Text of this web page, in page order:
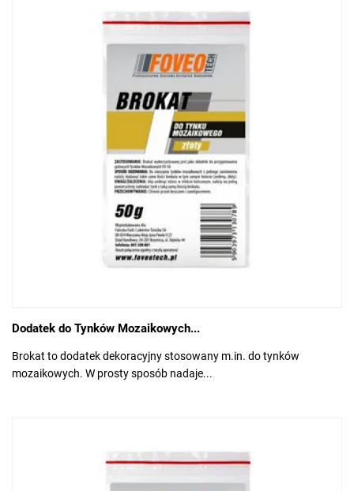
Dodatek do Tynków Mozaikowych...
Brokat to dodatek dekoracyjny stosowany m.in. do tynków
mozaikowych. W prosty sposób nadaje...